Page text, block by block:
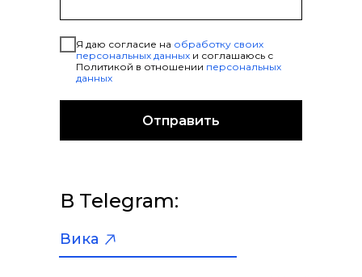
Классический SMM vs сезонный
контент: как работают
спецпроекты
Как тестировать маркетинговые
В Telegram:
Я даю согласие на обработку своих
персональных данных и соглашаюсь с
Политикой в отношении персональных
данных
Отправить
Вика